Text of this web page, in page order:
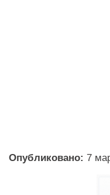
Опубликовано: 7